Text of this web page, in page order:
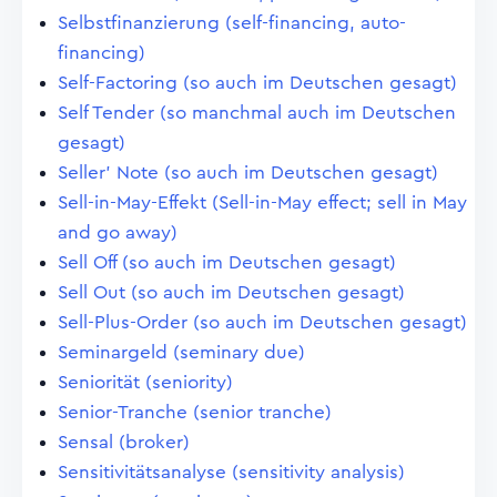
Selbstfinanzierung (self-financing, auto-
financing)
Self-Factoring (so auch im Deutschen gesagt)
Self Tender (so manchmal auch im Deutschen
gesagt)
Seller' Note (so auch im Deutschen gesagt)
Sell-in-May-Effekt (Sell-in-May effect; sell in May
and go away)
Sell Off (so auch im Deutschen gesagt)
Sell Out (so auch im Deutschen gesagt)
Sell-Plus-Order (so auch im Deutschen gesagt)
Seminargeld (seminary due)
Seniorität (seniority)
Senior-Tranche (senior tranche)
Sensal (broker)
Sensitivitätsanalyse (sensitivity analysis)